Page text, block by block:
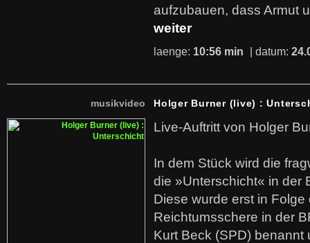
aufzubauen, dass Armut
weiter
laenge: 10:56 min | datum:
musikvideo Holger Burner (live) :
Live-Auftritt von Holger
In dem Stück wird die
die »Unterschicht« in der
Diese wurde erst in
Reichtumsschere in der
Kurt Beck (SPD)